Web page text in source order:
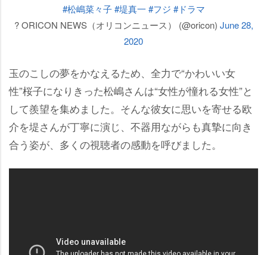
#松嶋菜々子 #堤真一 #フジ #ドラマ
? ORICON NEWS（オリコンニュース） (@oricon) June 28,
2020
玉のこしの夢をかなえるため、全力で“かわいい女
性”桜子になりきった松嶋さんは“女性が憧れる女性”と
して羨望を集めました。そんな彼女に思いを寄せる欧
介を堤さんが丁寧に演じ、不器用ながらも真摯に向き
合う姿が、多くの視聴者の感動を呼びました。